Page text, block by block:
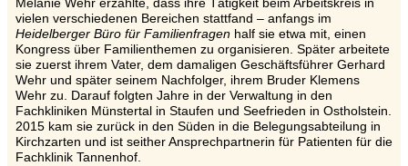
vielen verschiedenen Bereichen stattfand – anfangs im
Heidelberger Büro für Familienfragenhalf sie etwa mit, einen
Kongress über Familienthemen zu organisieren. Später arbeitete
sie zuerst ihrem Vater, dem damaligen Geschäftsführer Gerhard
Wehr und später seinem Nachfolger, ihrem Bruder Klemens
Wehr zu. Darauf folgten Jahre in der Verwaltung in den
Fachkliniken Münstertal in Staufen und Seefrieden in Ostholstein.
2015 kam sie zurück in den Süden in die Belegungsabteilung in
Kirchzarten und ist seither Ansprechpartnerin für Patienten für die
Fachklinik Tannenhof.